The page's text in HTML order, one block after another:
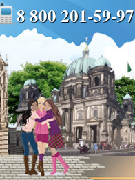
8 800 201-59-97